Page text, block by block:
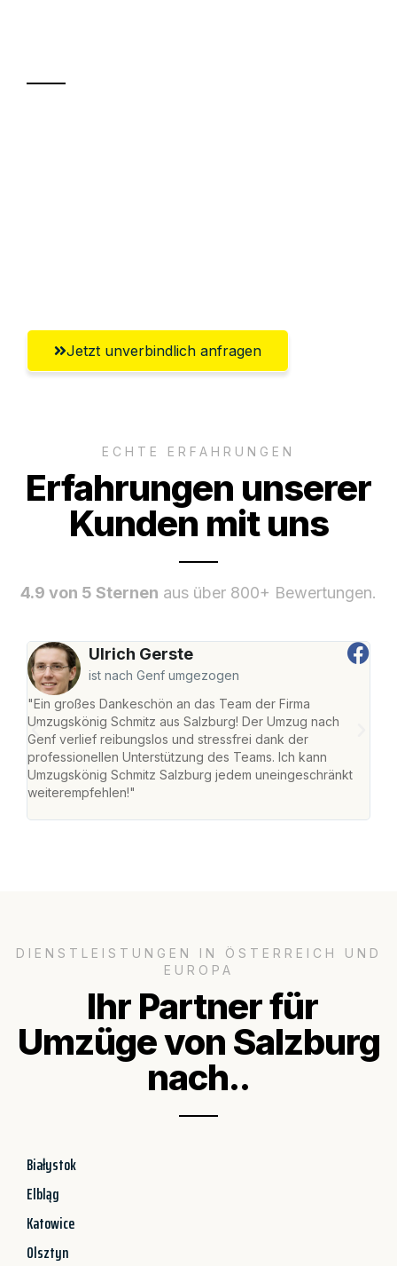
Jetzt unverbindlich anfragen
ECHTE ERFAHRUNGEN
Erfahrungen unserer
Kunden mit uns
4.9 von 5 Sternen aus über 800+ Bewertungen.
Ulrich Gerste
ist nach Genf umgezogen
"Ein großes Dankeschön an das Team der Firma
Umzugskönig Schmitz aus Salzburg! Der Umzug nach
Genf verlief reibungslos und stressfrei dank der
professionellen Unterstützung des Teams. Ich kann
Umzugskönig Schmitz Salzburg jedem uneingeschränkt
weiterempfehlen!"
DIENSTLEISTUNGEN IN ÖSTERREICH UND
EUROPA
Ihr Partner für
Umzüge von Salzburg
nach..
Białystok
Elbląg
Katowice
Olsztyn